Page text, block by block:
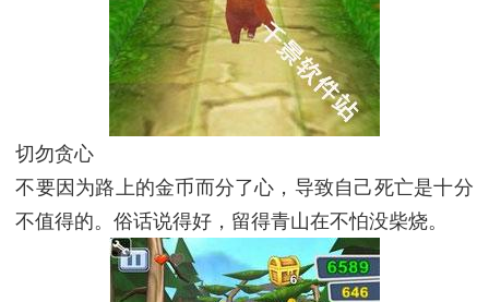
切勿贪心
不要因为路上的金币而分了心，导致自己死亡是十分
不值得的。俗话说得好，留得青山在不怕没柴烧。